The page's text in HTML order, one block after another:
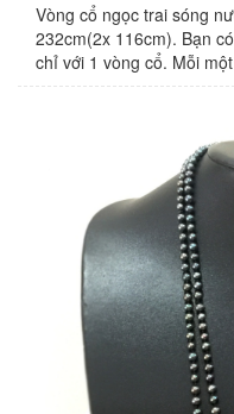
Vòng cổ ngọc trai sóng
232cm(2x 116cm). Bạn
chỉ với 1 vòng cổ. Mỗi